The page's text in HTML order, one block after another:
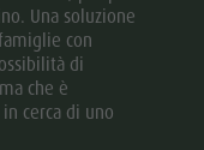
Una soluzione
con
di
che è
cerca di uno